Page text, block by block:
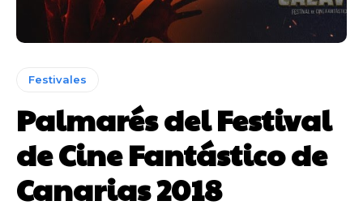
Festivales
Palmarés del Festival
de Cine Fantástico de
Canarias 2018